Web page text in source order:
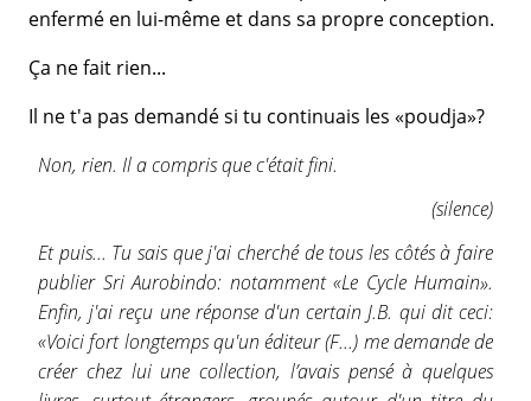
enfermé en lui-même et dans sa propre conception.
Ça ne fait rien...
Il ne t'a pas demandé si tu continuais les «poudja»?
Non, rien. Il a compris que c'était fini.
(silence)
Et puis... Tu sais que j'ai cherché de tous les côtés à faire
publier Sri Aurobindo: notamment «Le Cycle Humain».
Enfin, j'ai reçu une réponse d'un certain J.B. qui dit ceci:
«Voici fort longtemps qu'un éditeur (F...) me demande de
créer chez lui une collection, l’avais pensé à quelques